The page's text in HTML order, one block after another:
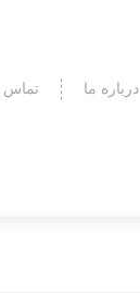
درباره ما تماس